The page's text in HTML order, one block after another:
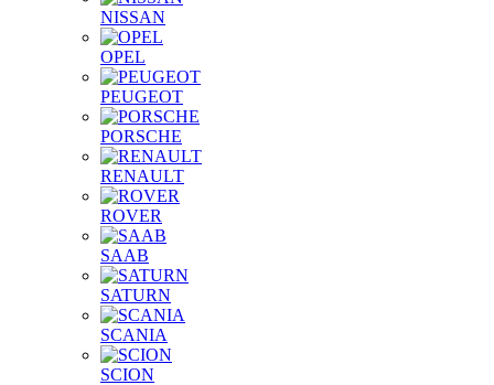
NISSAN
OPEL
PEUGEOT
PORSCHE
RENAULT
ROVER
SAAB
SATURN
SCANIA
SCION